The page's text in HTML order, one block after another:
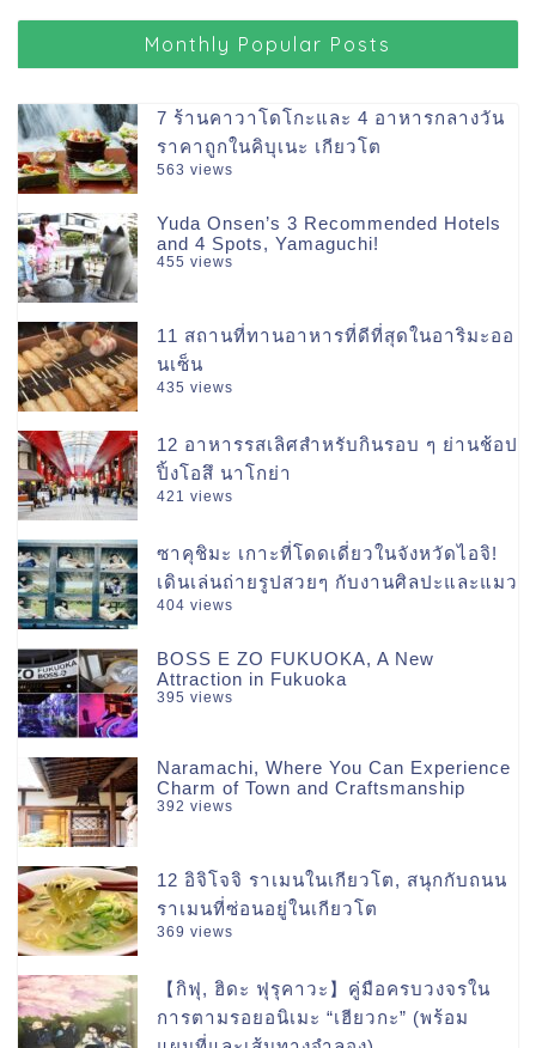
Monthly Popular Posts
7 ร้านคาวาโดโกะและ 4 อาหารกลางวัน
ราคาถูกในคิบุเนะ เกียวโต
563 views
Yuda Onsen’s 3 Recommended Hotels
and 4 Spots, Yamaguchi!
455 views
11 สถานที่ทานอาหารที่ดีที่สุดในอาริมะออ
นเซ็น
435 views
12 อาหารรสเลิศสำหรับกินรอบ ๆ ย่านช้อป
ปิ้งโอสึ นาโกย่า
421 views
ซาคุชิมะ เกาะที่โดดเดี่ยวในจังหวัดไอจิ!
เดินเล่นถ่ายรูปสวยๆ กับงานศิลปะและแมว
404 views
BOSS E ZO FUKUOKA, A New
Attraction in Fukuoka
395 views
Naramachi, Where You Can Experience
Charm of Town and Craftsmanship
392 views
12 อิจิโจจิ ราเมนในเกียวโต, สนุกกับถนน
ราเมนที่ซ่อนอยู่ในเกียวโต
369 views
【กิฟุ, ฮิดะ ฟุรุคาวะ】คู่มือครบวงจรใน
การตามรอยอนิเมะ “เฮียวกะ” (พร้อม